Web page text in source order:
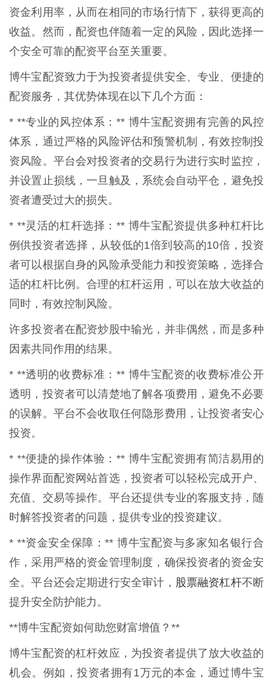
资金利用率，从而在相同的市场行情下，获得更高的
收益。然而，配资也伴随着一定的风险，因此选择一
个安全可靠的配资平台至关重要。
博牛宝配资致力于为投资者提供安全、专业、便捷的
配资服务，其优势体现在以下几个方面：
* **专业的风控体系：** 博牛宝配资拥有完善的风控
体系，通过严格的风险评估和预警机制，有效控制投
资风险。平台会对投资者的交易行为进行实时监控，
并设置止损线，一旦触及，系统会自动平仓，避免投
资者遭受过大的损失。
* **灵活的杠杆选择：** 博牛宝配资提供多种杠杆比
例供投资者选择，从较低的1倍到较高的10倍，投资
者可以根据自身的风险承受能力和投资策略，选择合
适的杠杆比例。合理的杠杆运用，可以在放大收益的
同时，有效控制风险。
许多投资者在配资炒股中输光，并非偶然，而是多种
因素共同作用的结果。
* **透明的收费标准：** 博牛宝配资的收费标准公开
透明，投资者可以清楚地了解各项费用，避免不必要
的误解。平台不会收取任何隐形费用，让投资者安心
投资。
* **便捷的操作体验：** 博牛宝配资拥有简洁易用的
操作界面配资网站首选，投资者可以轻松完成开户、
充值、交易等操作。平台还提供专业的客服支持，随
时解答投资者的问题，提供专业的投资建议。
* **资金安全保障：** 博牛宝配资与多家知名银行合
作，采用严格的资金管理制度，确保投资者的资金安
全。平台还会定期进行安全审计， 股票融资杠杆不断
提升安全防护能力。
**博牛宝配资如何助您财富增值？**
博牛宝配资的杠杆效应，为投资者提供了放大收益的
机会。例如，投资者拥有1万元的本金，通过博牛宝